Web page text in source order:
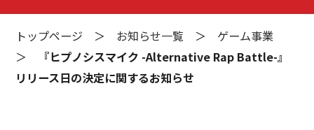
トップページ ＞ お知らせ一覧 ＞ ゲーム事業
＞
『ヒプノシスマイク -Alternative Rap Battle-』
リリース日の決定に関するお知らせ